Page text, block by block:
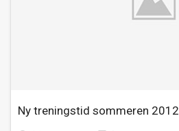
Ny treningstid sommeren 2012